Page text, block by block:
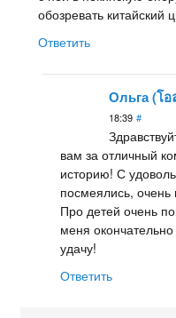
обозревать китайский
Ответить
Ольга (โอ
18:39 #
вам за отличный
историю! С
посмеялись, очень
Про детей очень
меня
удачу!
Ответить